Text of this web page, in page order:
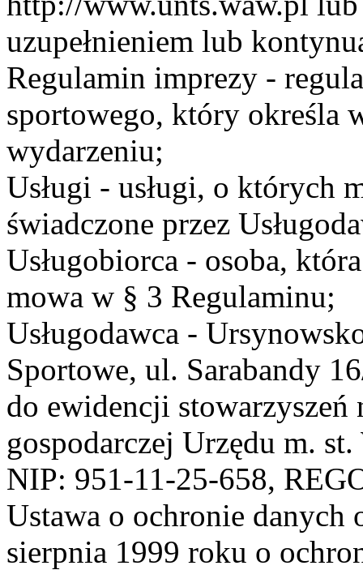
uzupełnieniem lub
Regulamin imprezy -
sportowego, który określa
wydarzeniu;
Usługi - usługi, o których
świadczone przez
Usługobiorca - osoba,
mowa w § 3 Regulaminu;
Usługodawca -
Sportowe, ul. Sarabandy
do ewidencji stowarzyszeń
gospodarczej Urzędu m.
NIP: 951-11-25-658,
Ustawa o ochronie danych
sierpnia 1999 roku o